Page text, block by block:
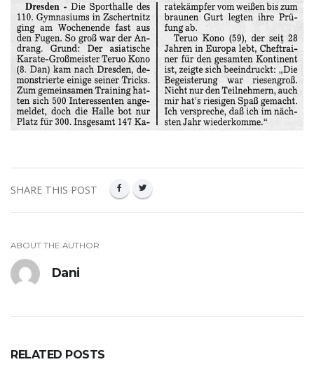
SHARE THIS POST
ABOUT THE AUTHOR
Dani
RELATED POSTS